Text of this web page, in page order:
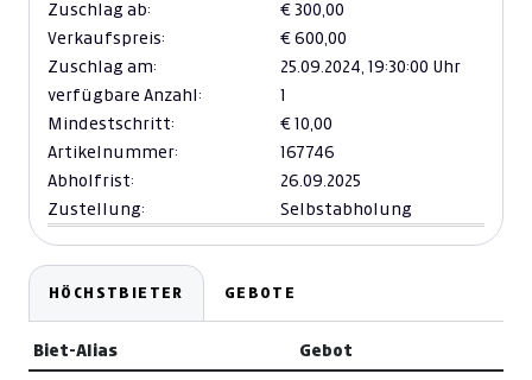
Zuschlag ab:
€ 300,00
Verkaufspreis:
€ 600,00
Zuschlag am:
25.09.2024, 19:30:00 Uhr
verfügbare Anzahl:
1
Mindestschritt:
€ 10,00
Artikelnummer:
167746
Abholfrist:
26.09.2025
Zustellung:
Selbstabholung
HÖCHSTBIETER GEBOTE
Biet-Alias Gebot